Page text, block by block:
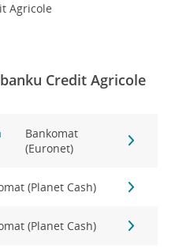
Agricole
Credit Agricole
Bankomat
(Euronet)
(Planet Cash)
(Planet Cash)